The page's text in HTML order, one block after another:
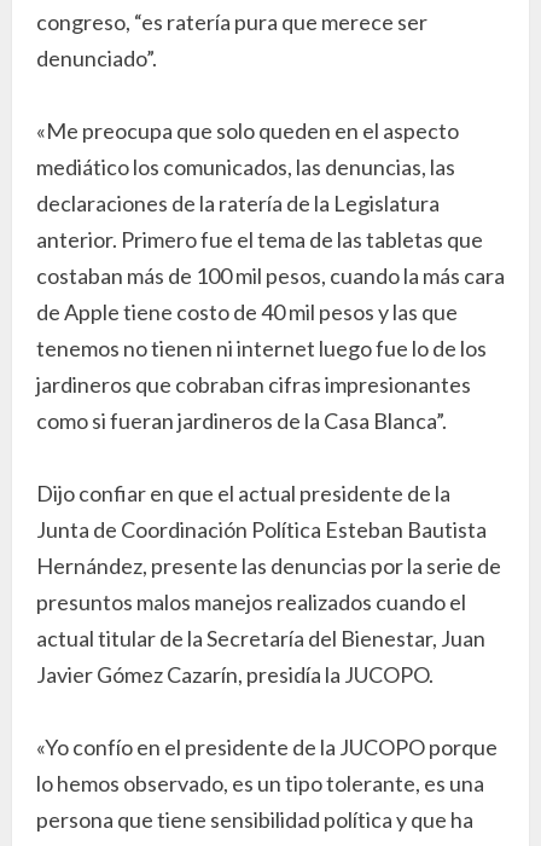
congreso, “es ratería pura que merece ser
denunciado”.
«Me preocupa que solo queden en el aspecto
mediático los comunicados, las denuncias, las
declaraciones de la ratería de la Legislatura
anterior. Primero fue el tema de las tabletas que
costaban más de 100 mil pesos, cuando la más cara
de Apple tiene costo de 40 mil pesos y las que
tenemos no tienen ni internet luego fue lo de los
jardineros que cobraban cifras impresionantes
como si fueran jardineros de la Casa Blanca”.
Dijo confiar en que el actual presidente de la
Junta de Coordinación Política Esteban Bautista
Hernández, presente las denuncias por la serie de
presuntos malos manejos realizados cuando el
actual titular de la Secretaría del Bienestar, Juan
Javier Gómez Cazarín, presidía la JUCOPO.
«Yo confío en el presidente de la JUCOPO porque
lo hemos observado, es un tipo tolerante, es una
persona que tiene sensibilidad política y que ha